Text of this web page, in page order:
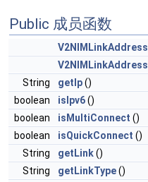
Public 成员函数
V2NIMLinkAddress
V2NIMLinkAddress
String
getIp()
boolean
isIpv6()
boolean
isMultiConnect ()
boolean
isQuickConnect ()
String
getLink()
String
getLinkType()